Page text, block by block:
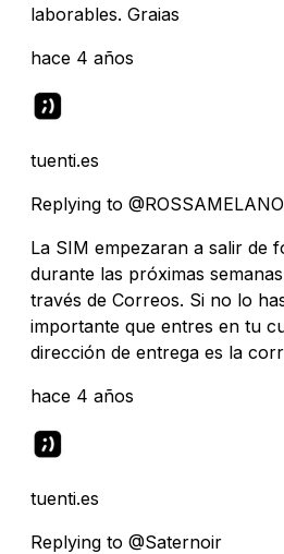
laborables. Graias
hace 4 años
tuenti.es
Replying to
La SIM empezaran a salir de
durante las próximas
través de Correos. Si no lo
importante que entres en tu
dirección de entrega es la
hace 4 años
tuenti.es
Replying to @Saternoir